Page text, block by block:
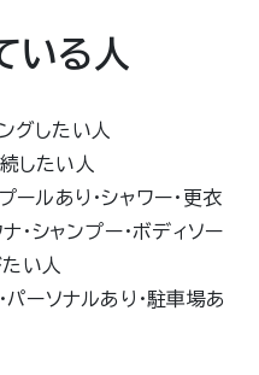
いる人
グしたい人
したい人
ールあり・シャワー・更衣
・シャンプー・ボディソー
い人
ーソナルあり・駐車場あ